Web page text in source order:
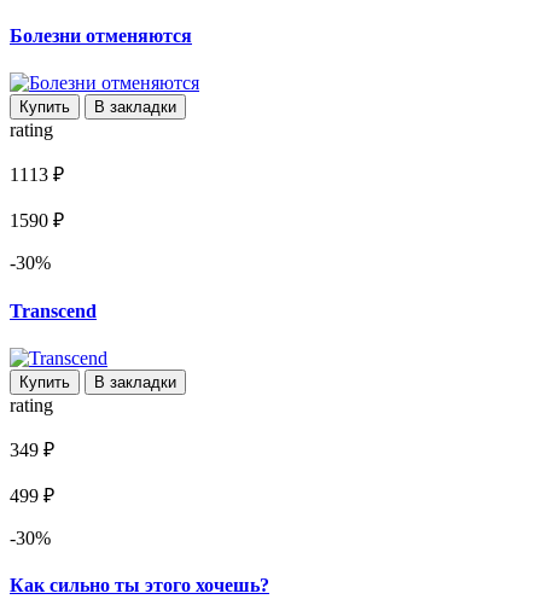
Болезни отменяются
Купить В закладки
rating
1113 ₽
1590 ₽
-30%
Transcend
Купить В закладки
rating
349 ₽
499 ₽
-30%
Как сильно ты этого хочешь?